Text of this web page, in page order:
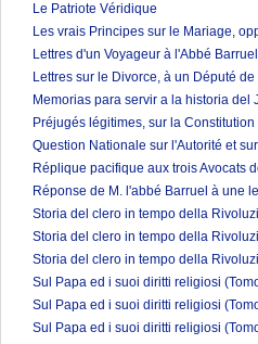
Le Patriote Véridique
Les vrais Principes sur le Mariage,
Lettres d'un Voyageur à l'Abbé Barruel
Lettres sur le Divorce, à un Député
Memorias para servir a la historia del
Préjugés légitimes, sur la
Question Nationale sur l'Autorité et
Réplique pacifique aux trois Avocats
Réponse de M. l'abbé Barruel à une
Storia del clero in tempo della
Storia del clero in tempo della
Storia del clero in tempo della
Sul Papa ed i suoi diritti religiosi
Sul Papa ed i suoi diritti religiosi
Sul Papa ed i suoi diritti religiosi